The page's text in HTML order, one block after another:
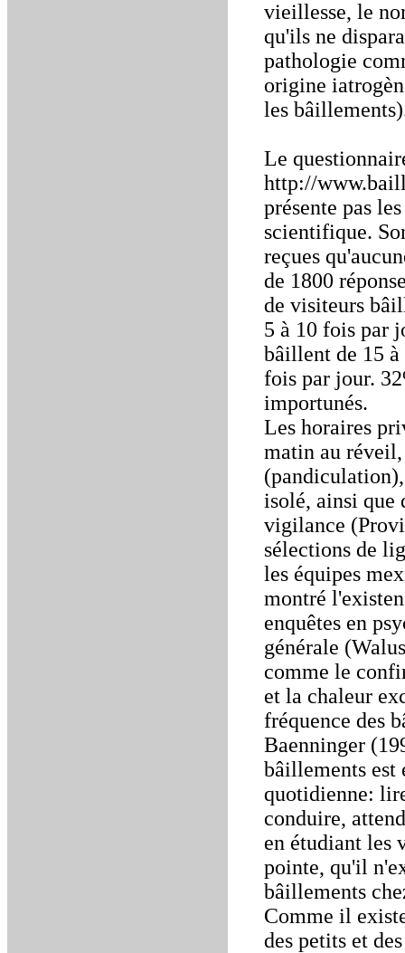
vieillesse, le
qu'ils ne
pathologie
origine
les
Le
http://
présente pas
scientifique.
reçues
de 1800
de visiteurs
5 à 10 fois par
bâillent de 15
fois par jour.
importunés.
Les horaires
matin au réveil,
isolé, ainsi que
vigilance
sélections de
les équipes
montré
enquêtes en
générale
comme le
et la chaleur
fréquence des
Baenninger
bâillements est
quotidienne:
conduire,
en étudiant les
pointe, qu'il
bâillements
Comme il
des petits et